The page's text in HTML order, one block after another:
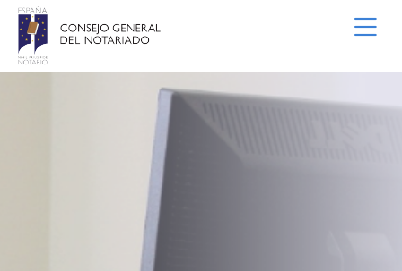
Siirry pääsisältöön